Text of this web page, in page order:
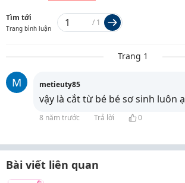
Tìm tới
Trang bình luận
/ 1
Trang 1
M metieuty85
vậy là cắt từ bé bé sơ sinh luôn ạ
8 năm trước Trả lời 0
Bài viết liên quan